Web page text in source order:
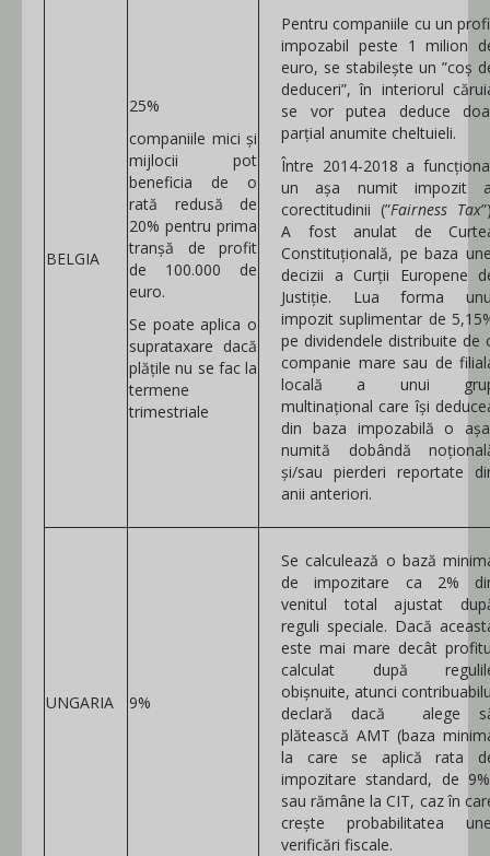
BELGIA
25%
companiile mici și
mijlocii pot
beneficia de o
rată redusă de
20% pentru prima
tranșă de profit
de 100.000 de
euro.
Se poate aplica o
suprataxare dacă
plățile nu se fac la
termene
trimestriale
Pentru companiile cu un
impozabil peste 1 milion
euro, se stabilește un ”coș
deduceri”, în interiorul
se vor putea deduce
parțial anumite cheltuieli.
Între 2014-2018 a
un așa numit impozit
corectitudinii (”Fairness Tax
A fost anulat de
Constituțională, pe baza
decizii a Curții Europene
Justiție. Lua forma
impozit suplimentar de
pe dividendele distribuite de
companie mare sau de
locală a unui
multinațional care își
din baza impozabilă o
numită dobândă
și/sau pierderi reportate
anii anteriori.
UNGARIA 9%
Se calculează o bază
de impozitare ca 2%
venitul total ajustat
reguli speciale. Dacă
este mai mare decât
calculat după
obișnuite, atunci
declară dacă alege
plătească AMT (baza
la care se aplică rata
impozitare standard, de
sau rămâne la CIT, caz în
crește probabilitatea
verificări fiscale.